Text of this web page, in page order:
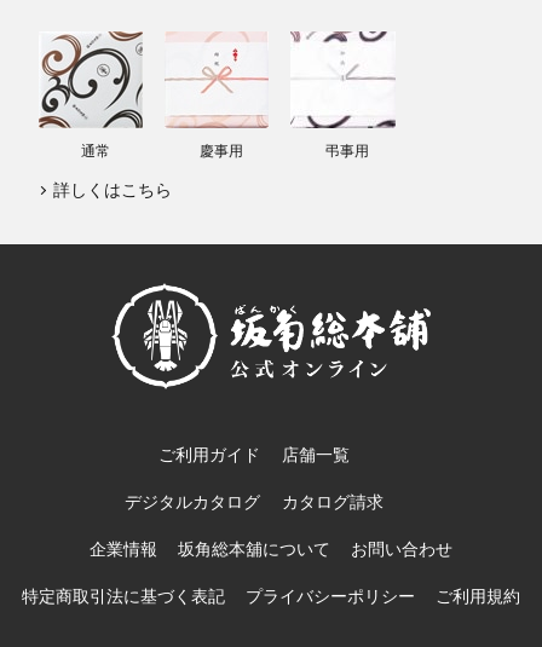
通常 慶事用 弔事用
詳しくはこちら
ご利用ガイド 店舗一覧
デジタルカタログ カタログ請求
企業情報 坂角総本舖について お問い合わせ
特定商取引法に基づく表記 プライバシーポリシー ご利用規約